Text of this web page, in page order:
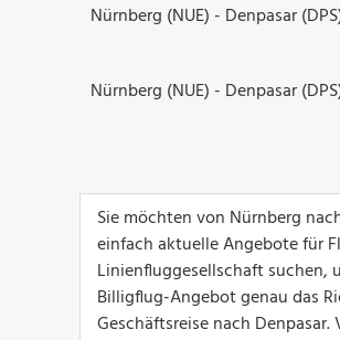
Nürnberg (NUE) - Denpasar
Nürnberg (NUE) - Denpasar
Sie möchten von Nürnberg
einfach aktuelle Angebote für
Linienfluggesellschaft suchen,
Billigflug-Angebot genau das
Geschäftsreise nach